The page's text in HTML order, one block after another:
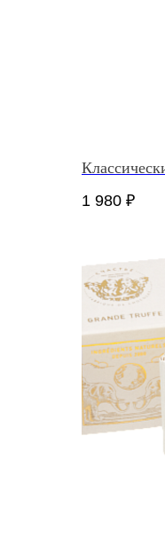
1 980 ₽